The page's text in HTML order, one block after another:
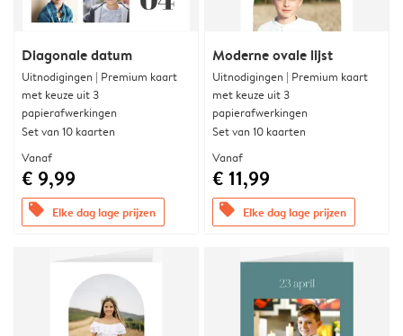
Diagonale datum
Uitnodigingen | Premium kaart
met keuze uit 3
papierafwerkingen
Set van 10 kaarten
Vanaf
€ 9,99
offers Elke dag lage prijzen
Moderne ovale lijst
Uitnodigingen | Premium kaart
met keuze uit 3
papierafwerkingen
Set van 10 kaarten
Vanaf
€ 11,99
offers Elke dag lage prijzen